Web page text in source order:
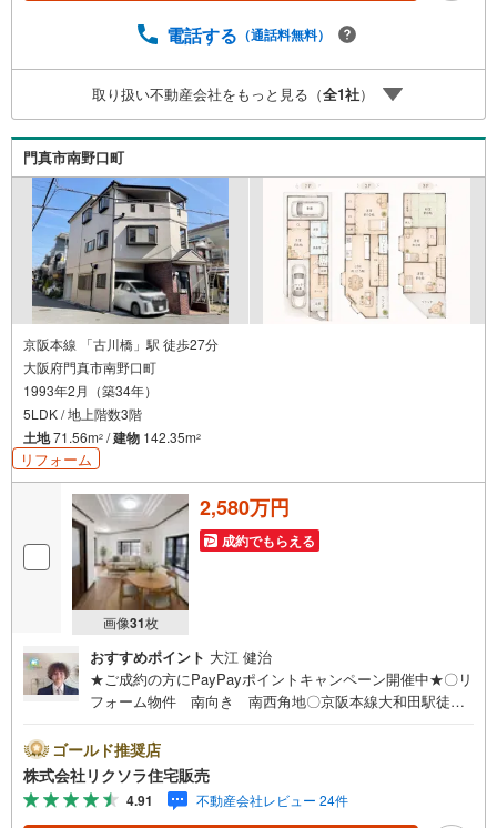
他サイトの掲載物件もまとめてご案内可能リフォームやリ
料相談会 随時開催中】〇お客様の条件にベストな住宅ロ
ーン商品のご提案〇住宅ローンの金利や優遇率、審査基準
などを詳しくご説明〇住宅ローンとリフォームローンの一
体型商品もご提案〇仕事や収入・現在過去の借入による住
宅ローンへの問題解決是非ともお問合せ下さい
電話する （通話料無料）
取り扱い不動産会社をもっと見る（全1社）
門真市南野口町
京阪本線 「古川橋」駅 徒歩27分
大阪府門真市南野口町
1993年2月（築34年）
5LDK / 地上階数3階
土地71.56m2 /建物 142.35m2
リフォーム
画像31枚
2,580万円
成約でもらえる
おすすめポイント 大江 健治
★ご成約の方にPayPayポイントキャンペーン開催中★〇リ
フォーム物件 南向き 南西角地〇京阪本線大和田駅徒歩1
2ヶ所 食洗機 浴室乾燥機■営業時間 9:30～20:00 ■即
日案内可能！※当日・翌日のご案内はお電話でのお問合せが
スムーズ■定休日 毎週水曜日◇弊社ホームページよりLIN
Eでのお問合せも好評！◇不動産情報サイト未掲載物件、
ゴールド推奨店
株式会社リクソラ住宅販売
4.91 不動産会社レビュー 24件